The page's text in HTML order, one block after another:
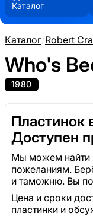
Каталог
Каталог/Robert
Who's
1980
Пластинок
Доступен
Мы можем найти
пожеланиям.
и таможню. Вы
Цена и сроки
пластинки и